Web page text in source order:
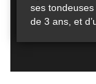
ses
de 3 ans, et